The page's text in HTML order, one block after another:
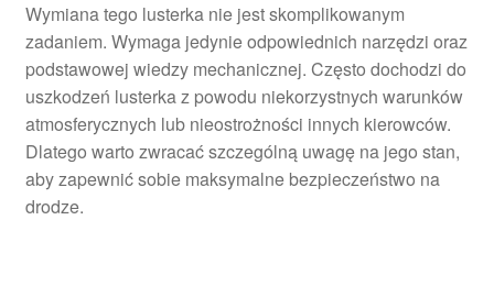
Wymiana tego lusterka nie jest skomplikowanym
zadaniem. Wymaga jedynie odpowiednich narzędzi oraz
podstawowej wiedzy mechanicznej. Często dochodzi do
uszkodzeń lusterka z powodu niekorzystnych warunków
atmosferycznych lub nieostrożności innych kierowców.
Dlatego warto zwracać szczególną uwagę na jego stan,
aby zapewnić sobie maksymalne bezpieczeństwo na
drodze.